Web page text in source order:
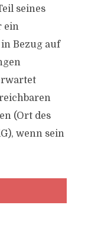
seines
ein
Bezug auf
(Ort des
wenn sein